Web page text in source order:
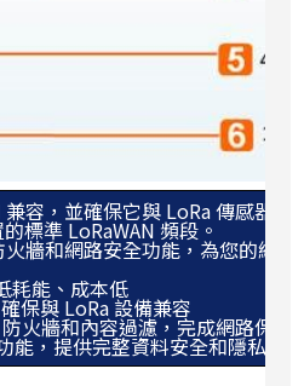
兼容，並確保它與 LoRa 傳感器
標準 LoRaWAN 頻段。
牆和網路安全功能，為您的網
耗能、成本低
保與 LoRa 設備兼容
火牆和內容過濾，完成網路保護
能，提供完整資料安全和隱私